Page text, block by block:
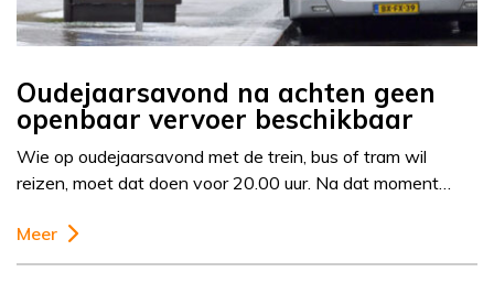
Oudejaarsavond na achten geen
openbaar vervoer beschikbaar
Wie op oudejaarsavond met de trein, bus of tram wil
reizen, moet dat doen voor 20.00 uur. Na dat moment…
Meer